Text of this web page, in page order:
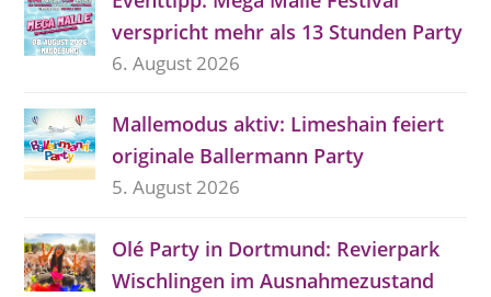
verspricht mehr als 13 Stunden Party
6. August 2026
Mallemodus aktiv: Limeshain feiert
originale Ballermann Party
5. August 2026
Olé Party in Dortmund: Revierpark
Wischlingen im Ausnahmezustand